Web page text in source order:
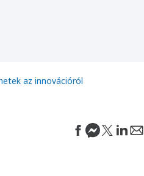
az innovációról